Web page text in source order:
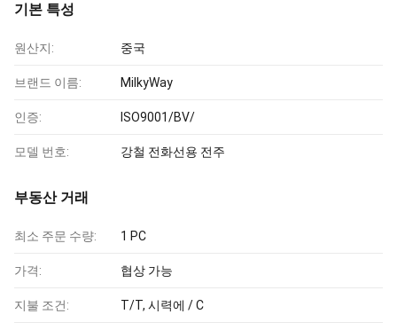
기본 특성
원산지: 중국
브랜드 이름: MilkyWay
인증: ISO9001/BV/
모델 번호: 강철 전화선용 전주
부동산 거래
최소 주문 수량: 1 PC
가격: 협상 가능
지불 조건: T/T, 시력에 / C